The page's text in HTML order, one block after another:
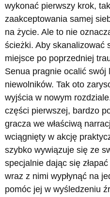
wykonać pierwszy krok,
zaakceptowania samej
na życie. Ale to nie
ścieżki. Aby skanalizować
miejsce po poprzedniej
Senua pragnie ocalić swój
niewolników. Tak oto
wyjścia w nowym
części pierwszej, bardzo
gracza we właściwą
wciągnięty w akcję
szybko wywiązuje się ze
specjalnie dając się
wraz z nimi wypłynąć na
pomóc jej w wyśledzeniu